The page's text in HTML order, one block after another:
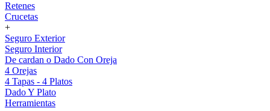
Retenes
Crucetas
+
Seguro Exterior
Seguro Interior
De cardan o Dado Con Oreja
4 Orejas
4 Tapas - 4 Platos
Dado Y Plato
Herramientas